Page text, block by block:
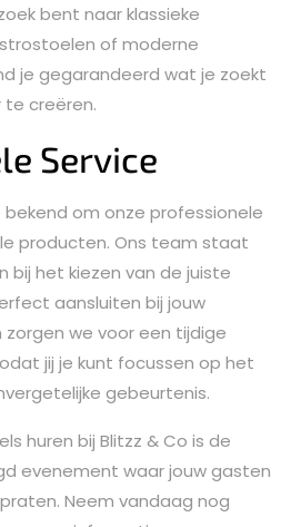
bent naar klassieke
of moderne
je gegarandeerd wat je zoekt
creëren.
Service
bekend om onze professionele
producten. Ons team staat
bij het kiezen van de juiste
aansluiten bij jouw
we voor een tijdige
jij je kunt focussen op het
gebeurtenis.
huren bij Blitzz & Co is de
evenement waar jouw gasten
Neem vandaag nog